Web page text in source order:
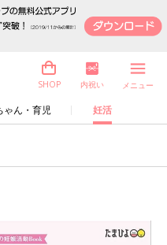
ゃん・育児 妊活
SHOP 内祝い メニュー